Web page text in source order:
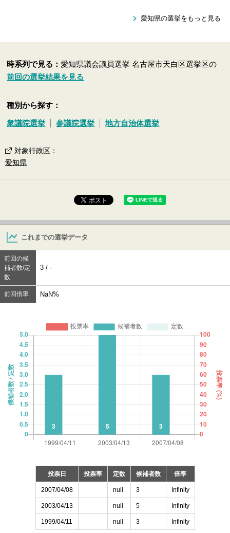
愛知県の選挙をもっと見る
時系列で見る：愛知県議会議員選挙 名古屋市天白区選挙区の
前回の選挙結果を見る
種別から探す：
衆議院選挙 参議院選挙 地方自治体選挙
対象行政区 ：
愛知県
これまでの選挙データ
前回の候
補者数/定
数
3 / -
前回倍率 NaN%
投票日 投票率 定数 候補者数 倍率
2007/04/08 null 3 Infinity
2003/04/13 null 5 Infinity
1999/04/11 null 3 Infinity